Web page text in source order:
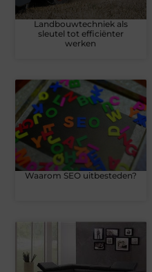
Landbouwtechniek als
sleutel tot efficiënter
werken
Waarom SEO uitbesteden?